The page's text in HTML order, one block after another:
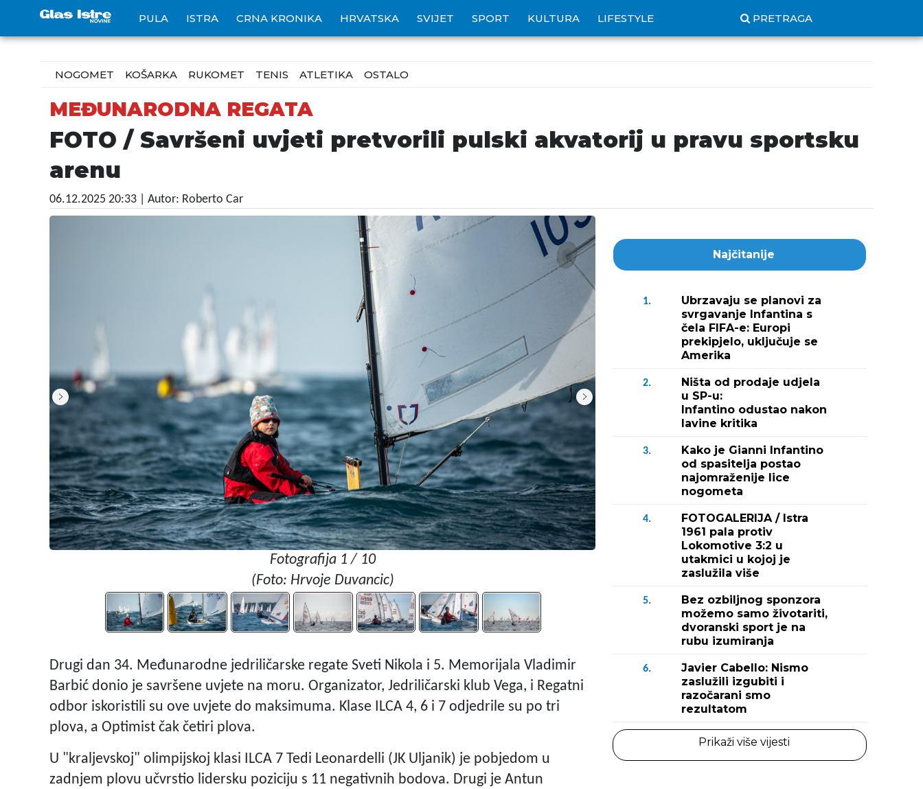
PULA ISTRA CRNA KRONIKA HRVATSKA SVIJET SPORT KULTURA LIFESTYLE PRETRAGA
NOGOMET KOŠARKA RUKOMET TENIS ATLETIKA OSTALO
MEĐUNARODNA REGATA
FOTO / Savršeni uvjeti pretvorili pulski akvatorij u pravu sportsku
arenu
06.12.2025 20:33 | Autor: Roberto Car
Fotografija 1 / 10
(Foto: Hrvoje Duvancic)
Drugi dan 34. Međunarodne jedriličarske regate Sveti Nikola i 5. Memorijala Vladimir
Barbić donio je savršene uvjete na moru. Organizator, Jedriličarski klub Vega, i Regatni
odbor iskoristili su ove uvjete do maksimuma. Klase ILCA 4, 6 i 7 odjedrile su po tri
plova, a Optimist čak četiri plova.
U "kraljevskoj" olimpijskoj klasi ILCA 7 Tedi Leonardelli (JK Uljanik) je pobjedom u
zadnjem plovu učvrstio lidersku poziciju s 11 negativnih bodova. Drugi je Antun
Najčitanije
1.
Ubrzavaju se planovi za
svrgavanje Infantina s
čela FIFA-e: Europi
prekipjelo, uključuje se
Amerika
2.
Ništa od prodaje udjela
u SP-u:
Infantino odustao nakon
lavine kritika
3.
Kako je Gianni Infantino
od spasitelja postao
najomraženije lice
nogometa
4.
FOTOGALERIJA / Istra
1961 pala protiv
Lokomotive 3:2 u
utakmici u kojoj je
zaslužila više
5.
Bez ozbiljnog sponzora
možemo samo životariti,
dvoranski sport je na
rubu izumiranja
6.
Javier Cabello: Nismo
zaslužili izgubiti i
razočarani smo
rezultatom
Prikaži više vijesti